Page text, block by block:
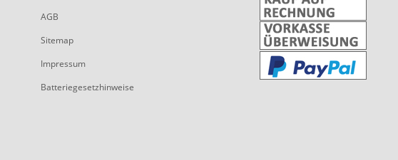
AGB
Sitemap
Impressum
Batteriegesetzhinweise